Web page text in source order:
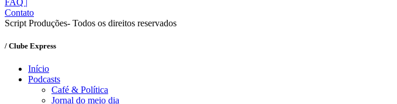
FAQ |
Contato
Script Produções- Todos os direitos reservados
/ Clube Express
Início
Podcasts
Café & Política
Jornal do meio dia